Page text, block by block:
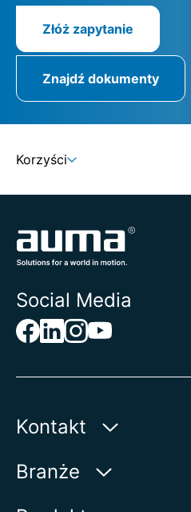
Złóż zapytanie
Znajdź dokumenty
Korzyści
Social Media
Kontakt
AUMA Riester
Branże